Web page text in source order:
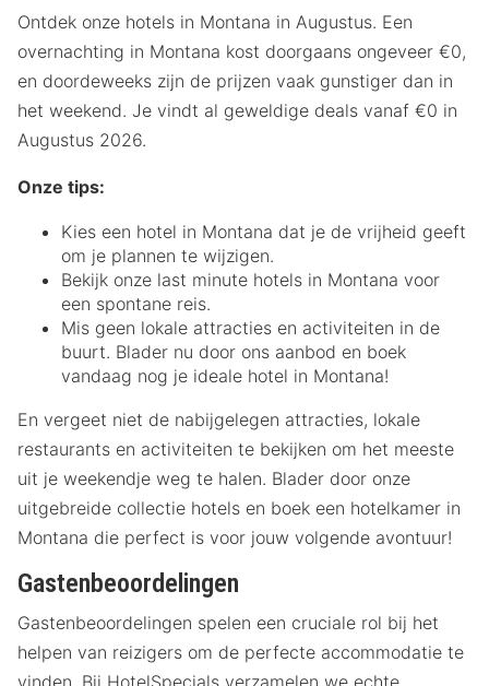
Ontdek onze hotels in Montana in Augustus. Een
overnachting in Montana kost doorgaans ongeveer €0,
en doordeweeks zijn de prijzen vaak gunstiger dan in
het weekend. Je vindt al geweldige deals vanaf €0 in
Augustus 2026.
Onze tips:
Kies een hotel in Montana dat je de vrijheid geeft
om je plannen te wijzigen.
Bekijk onze last minute hotels in Montana voor
een spontane reis.
Mis geen lokale attracties en activiteiten in de
buurt. Blader nu door ons aanbod en boek
vandaag nog je ideale hotel in Montana!
En vergeet niet de nabijgelegen attracties, lokale
restaurants en activiteiten te bekijken om het meeste
uit je weekendje weg te halen. Blader door onze
uitgebreide collectie hotels en boek een hotelkamer in
Montana die perfect is voor jouw volgende avontuur!
Gastenbeoordelingen
Gastenbeoordelingen spelen een cruciale rol bij het
helpen van reizigers om de perfecte accommodatie te